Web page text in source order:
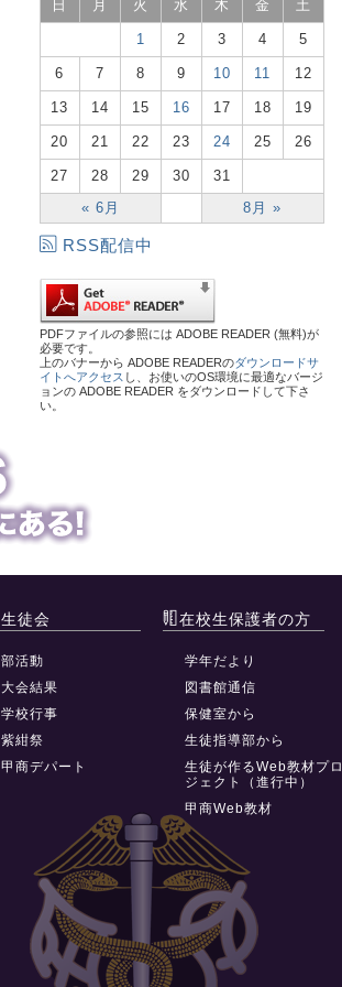
日 月 火 水 木 金 土
« 6月 8月 »
1 2 3 4 5
6 7 8 9 10 11 12
13 14 15 16 17 18 19
20 21 22 23 24 25 26
27 28 29 30 31
RSS配信中
PDFファイルの参照には ADOBE READER (無料)が
必要です。
上のバナーから ADOBE READERのダウンロードサ
イトへアクセス し、お使いのOS環境に最適なバージ
ョンの ADOBE READER をダウンロードして下さ
い。
生徒会
部活動
大会結果
学校行事
紫紺祭
甲商デパート
在校生保護者の方
学年だより
図書館通信
保健室から
生徒指導部から
生徒が作るWeb教材プロ
ジェクト（進行中）
甲商Web教材